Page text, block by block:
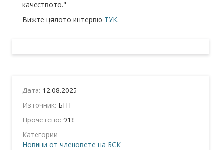
качеството."
Вижте цялото интервю ТУК.
Дата: 12.08.2025
Източник: БНТ
Прочетено: 918
Категории
Новини от членовете на БСК